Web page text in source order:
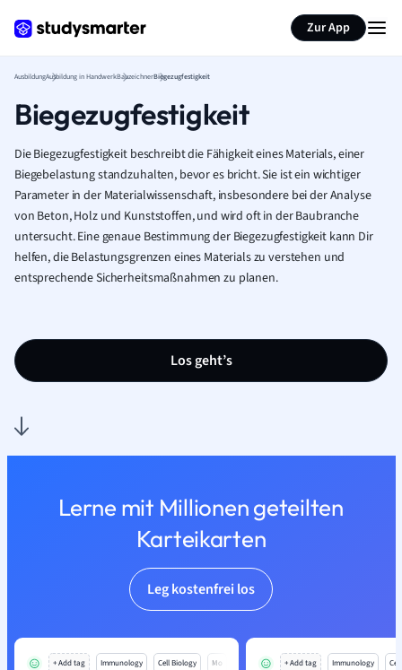
Zur App
AusbildungAusbildung in HandwerkBauzeichnerBiegezugfestigkeit
Biegezugfestigkeit
Die Biegezugfestigkeit beschreibt die Fähigkeit eines Materials, einer
Biegebelastung standzuhalten, bevor es bricht. Sie ist ein wichtiger
Parameter in der Materialwissenschaft, insbesondere bei der Analyse
von Beton, Holz und Kunststoffen, und wird oft in der Baubranche
untersucht. Eine genaue Bestimmung der Biegezugfestigkeit kann Dir
helfen, die Belastungsgrenzen eines Materials zu verstehen und
entsprechende Sicherheitsmaßnahmen zu planen.
Los geht’s
Lerne mit Millionen geteilten
Karteikarten
Leg kostenfrei los
+ Add tag Immunology Cell Biology Mo + Add tag Immunology